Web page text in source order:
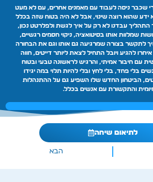
שכבר ניסה לעבוד עם מאמנים אחרים, עם לא מעט
ידע שהוא רוצה שינוי, אבל לא היה בטוח שזה בכלל
התהליך עבדנו לא רק על איך לגשת ולפלרטט נכון,
שמלוות אותו בסיטואציה, ניקוי חסמים רגשיים,
לתקשר בצורה שמרגיעה גם אותו וגם את הבחורה
להגיע ויובל התחיל לצאת ליותר דייטים, חווה
עם חיבור אמיתי, והרגיש לראשונה טבעי ובטוח
בלי פחד, בלי לחץ ובלי להיות תלוי במה יגידו
הביטחון החדש שלו השפיע גם על ההתנהלות
והתקשורת עם אנשים בכלל.
לתיאום שיחה
הבא